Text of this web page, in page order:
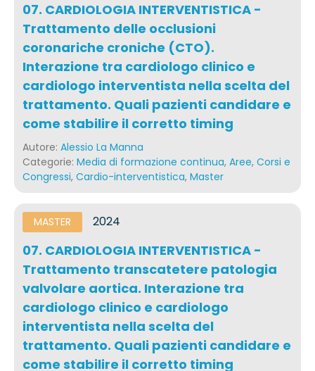
07. CARDIOLOGIA INTERVENTISTICA -
Trattamento delle occlusioni
coronariche croniche (CTO).
Interazione tra cardiologo clinico e
cardiologo interventista nella scelta del
trattamento. Quali pazienti candidare e
come stabilire il corretto timing
Autore: Alessio La Manna
Categorie: Media di formazione continua, Aree, Corsi e
Congressi, Cardio-interventistica, Master
MASTER 2024
07. CARDIOLOGIA INTERVENTISTICA -
Trattamento transcatetere patologia
valvolare aortica. Interazione tra
cardiologo clinico e cardiologo
interventista nella scelta del
trattamento. Quali pazienti candidare e
come stabilire il corretto timing